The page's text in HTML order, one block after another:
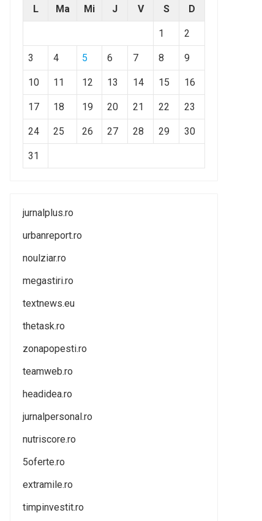
L Ma Mi J V S D
1 2
3 4 5 6 7 8 9
10 11 12 13 14 15 16
17 18 19 20 21 22 23
24 25 26 27 28 29 30
31
jurnalplus.ro
urbanreport.ro
noulziar.ro
megastiri.ro
textnews.eu
thetask.ro
zonapopesti.ro
teamweb.ro
headidea.ro
jurnalpersonal.ro
nutriscore.ro
5oferte.ro
extramile.ro
timpinvestit.ro